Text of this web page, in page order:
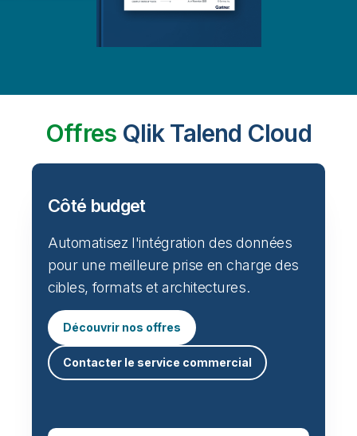
Offres Qlik Talend Cloud
Automatisez l'intégration des données
pour une meilleure prise en charge des
Découvrir nos offres
Contacter le service commercial